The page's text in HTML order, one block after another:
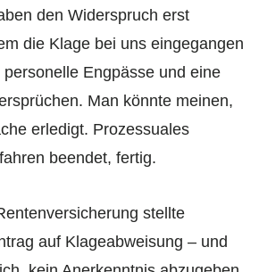
den Widerspruch erst
die Klage bei uns eingegangen
Engpässe und eine
Man könnte meinen,
erledigt. Prozessuales
beendet, fertig.
stellte
auf Klageabweisung – und